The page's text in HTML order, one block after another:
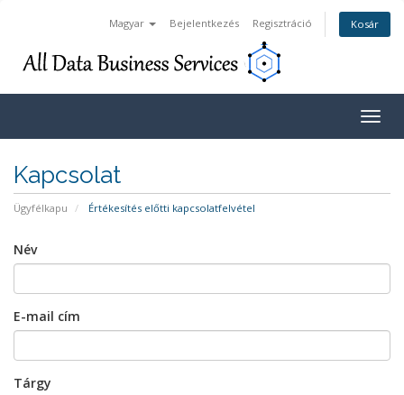
Magyar Bejelentkezés Regisztráció Kosár
Kapcsolat
Ügyfélkapu Értékesítés előtti kapcsolatfelvétel
Név
E-mail cím
Tárgy